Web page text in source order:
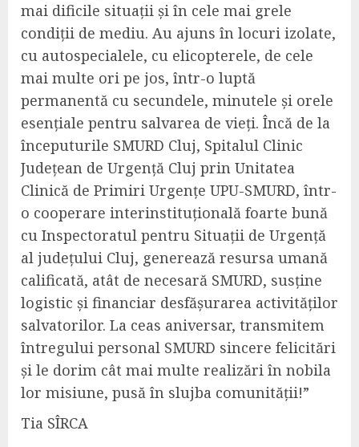
mai dificile situații și în cele mai grele
condiții de mediu. Au ajuns în locuri izolate,
cu autospecialele, cu elicopterele, de cele
mai multe ori pe jos, într-o luptă
permanentă cu secundele, minutele și orele
esențiale pentru salvarea de vieți. Încă de la
începuturile SMURD Cluj, Spitalul Clinic
Județean de Urgență Cluj prin Unitatea
Clinică de Primiri Urgențe UPU-SMURD, într-
o cooperare interinstituțională foarte bună
cu Inspectoratul pentru Situații de Urgență
al județului Cluj, generează resursa umană
calificată, atât de necesară SMURD, susține
logistic și financiar desfășurarea activităților
salvatorilor. La ceas aniversar, transmitem
întregului personal SMURD sincere felicitări
și le dorim cât mai multe realizări în nobila
lor misiune, pusă în slujba comunității!”
Tia SÎRCA